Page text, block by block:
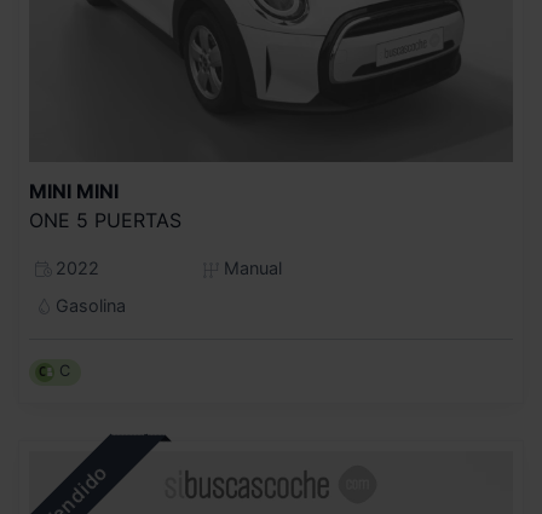
MINI MINI
ONE 5 PUERTAS
2022
Manual
Gasolina
C